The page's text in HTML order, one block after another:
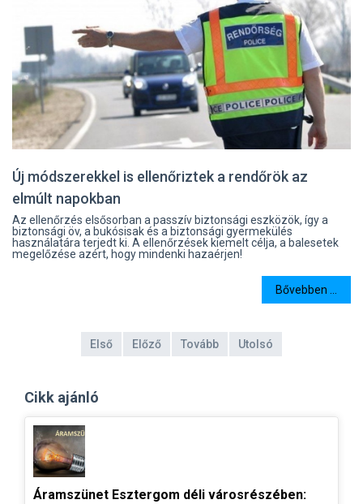
Új módszerekkel is ellenőriztek a rendőrök az
elmúlt napokban
Az ellenőrzés elsősorban a passzív biztonsági eszközök, így a
biztonsági öv, a bukósisak és a biztonsági gyermekülés
használatára terjedt ki. A ellenőrzések kiemelt célja, a balesetek
megelőzése azért, hogy mindenki hazaérjen!
Bővebben ...
Első Előző Tovább Utolsó
Cikk ajánló
Áramszünet Esztergom déli városrészében: